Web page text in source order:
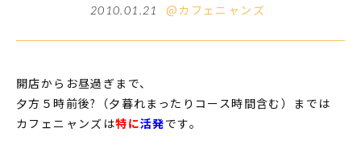
2010.01.21 @カフェニャンズ
開店からお昼過ぎまで、
夕方５時前後?（夕暮れまったりコース時間含む）までは
カフェニャンズは特に活発です。